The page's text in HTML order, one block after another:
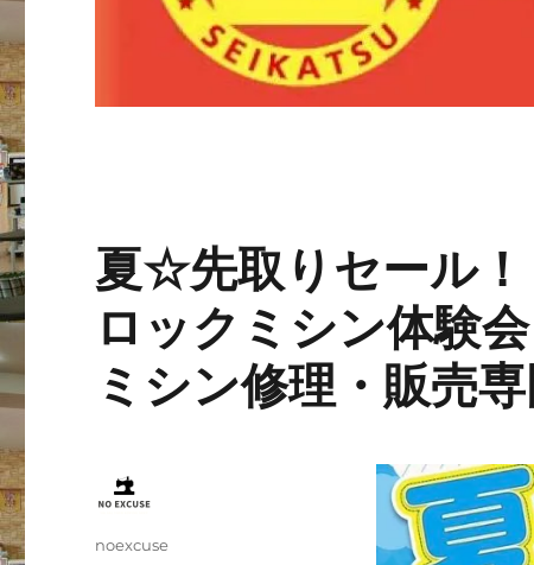
夏☆先取りセール
ロックミシン体験
ミシン修理・販売
投
noexcuse